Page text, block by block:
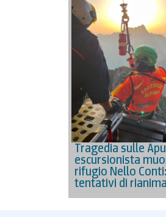
Tragedia sulle
escursionista
rifugio Nello
tentativi di